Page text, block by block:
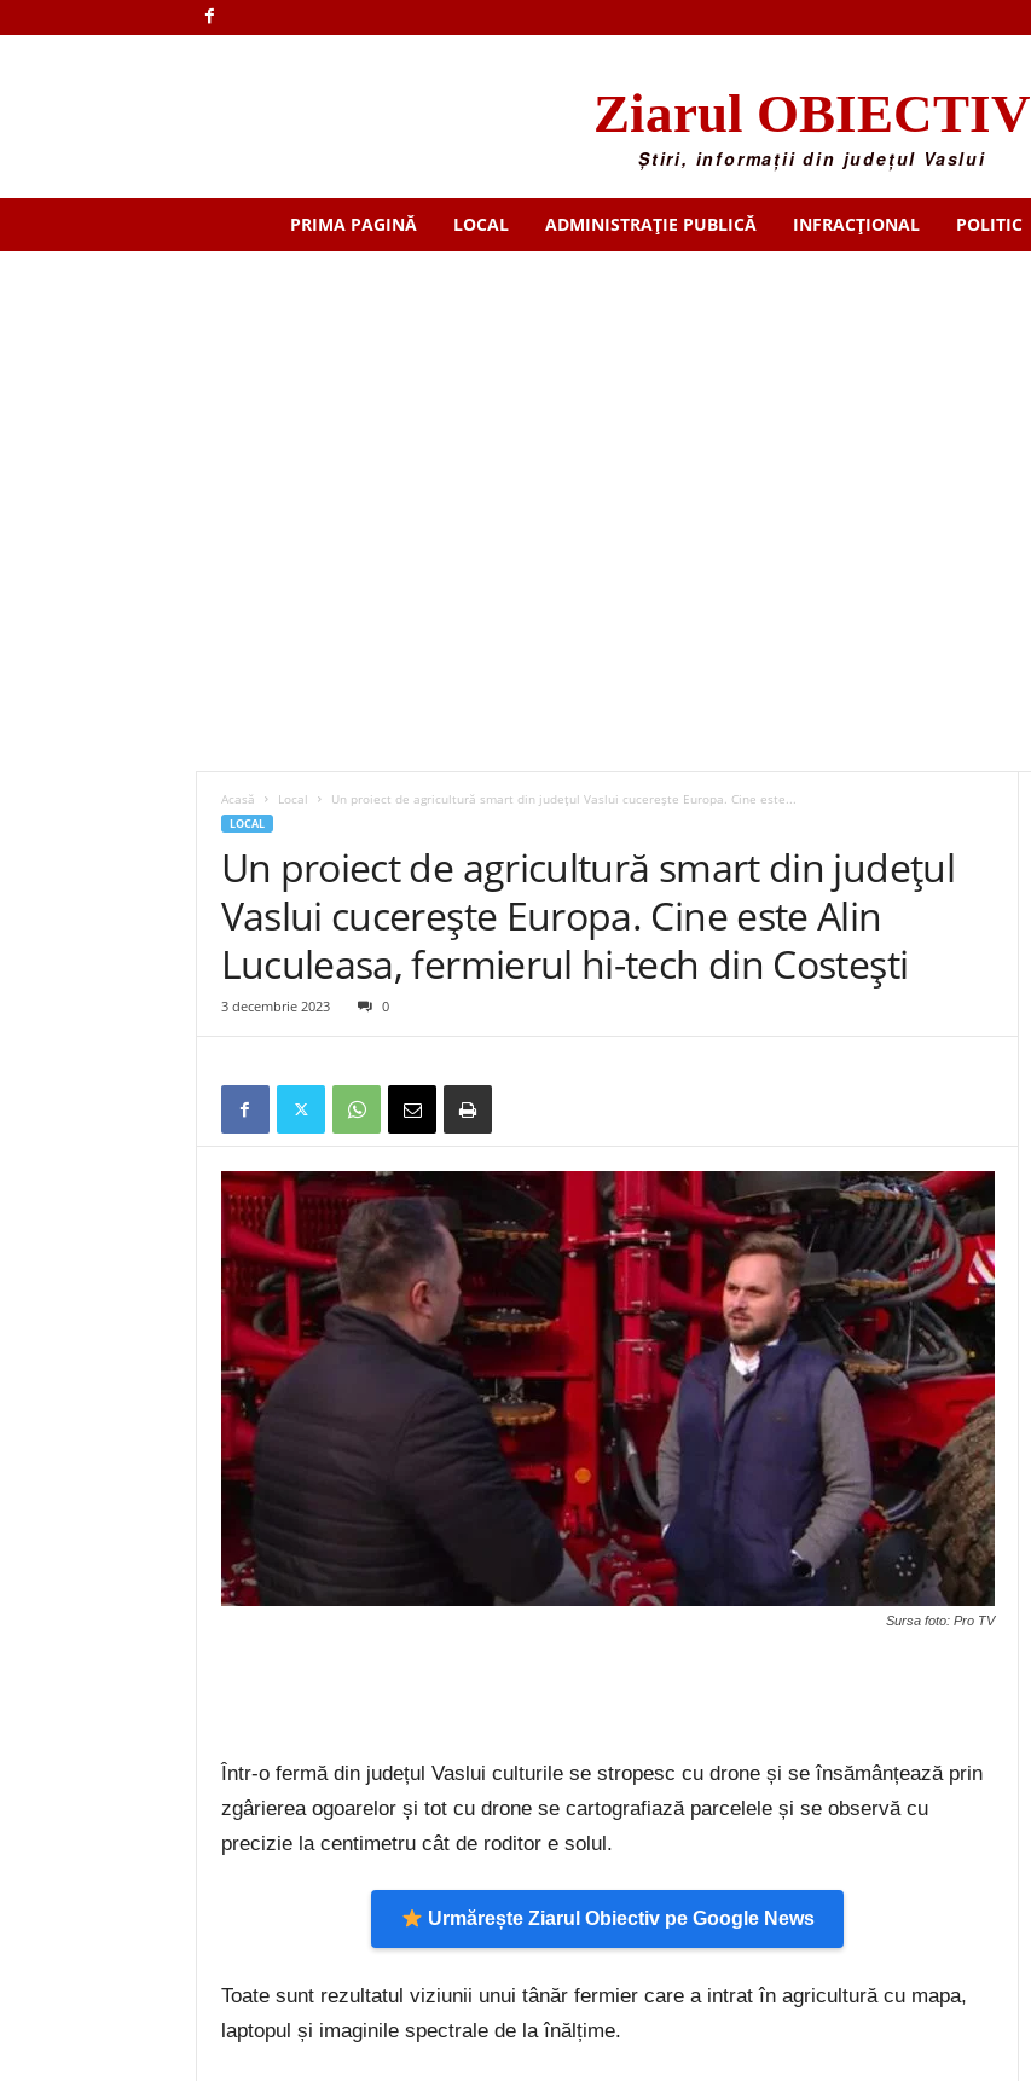
Ziarul OBIECTIV
Știri, informații din județul Vaslui
PRIMA PAGINĂ LOCAL ADMINISTRAȚIE PUBLICĂ INFRACȚIONAL POLITIC
Acasă Local Un proiect de agricultură smart din județul Vaslui cucerește Europa. Cine este...
LOCAL
Un proiect de agricultură smart din județul
Vaslui cucerește Europa. Cine este Alin
Luculeasa, fermierul hi-tech din Costești
3 decembrie 2023 0
Sursa foto: Pro TV
Într-o fermă din județul Vaslui culturile se stropesc cu drone și se însămânțează prin
zgârierea ogoarelor și tot cu drone se cartografiază parcelele și se observă cu
precizie la centimetru cât de roditor e solul.
Urmărește Ziarul Obiectiv pe Google News
Toate sunt rezultatul viziunii unui tânăr fermier care a intrat în agricultură cu mapa,
laptopul și imaginile spectrale de la înălțime.